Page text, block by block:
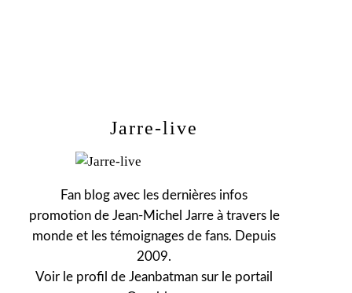
Jarre-live
Fan blog avec les dernières infos
promotion de Jean-Michel Jarre à travers le
monde et les témoignages de fans. Depuis
2009.
Voir le profil de Jeanbatman sur le portail